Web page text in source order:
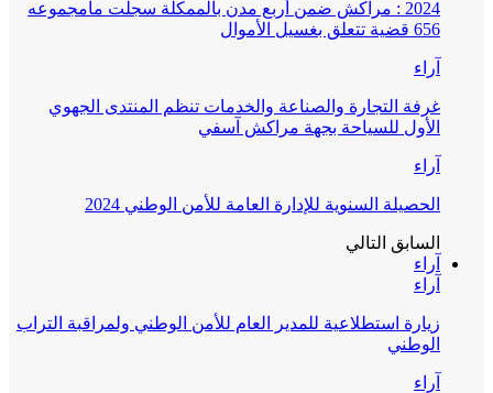
2024 : مراكش ضمن أربع مدن بالممكلة سجلت مامجموعه
656 قضية تتعلق بغسيل الأموال
آراء
غرفة التجارة والصناعة والخدمات تنظم المنتدى الجهوي
الأول للسياحة بجهة مراكش آسفي
آراء
الحصيلة السنوية للإدارة العامة للأمن الوطني 2024
السابق التالي
آراء
آراء
زيارة استطلاعية للمدير العام للأمن الوطني ولمراقبة التراب
الوطني
آراء